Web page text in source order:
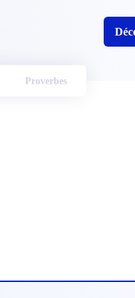
Proverbes